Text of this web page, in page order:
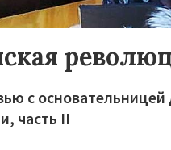
с
часть II